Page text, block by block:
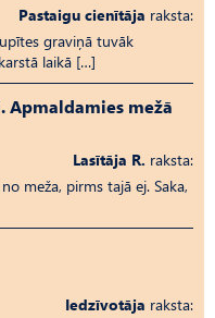
Pastaigu cienītāja raksta:
graviņā tuvāk
laikā […]
mežā
Lasītāja R. raksta:
meža, pirms tajā ej. Saka,
Iedzīvotāja raksta: